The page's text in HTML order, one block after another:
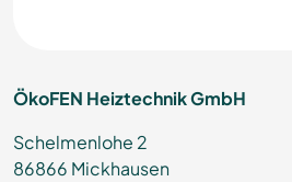
ÖkoFEN Heiztechnik GmbH
Schelmenlohe 2
86866 Mickhausen